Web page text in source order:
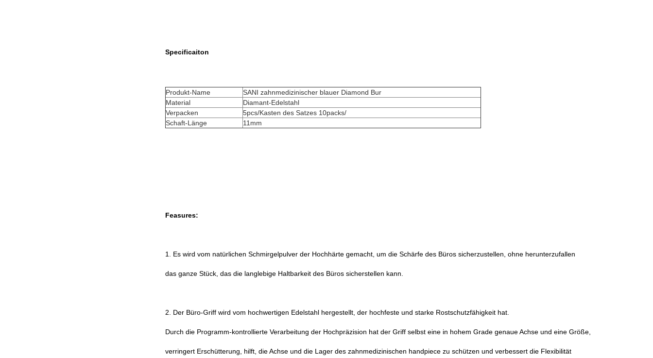
Specificaiton
Produkt-Name
SANI zahnmedizinischer blauer Diamond Bur
Material
Diamant-Edelstahl
Verpacken
5pcs/Kasten des Satzes 10packs/
Schaft-Länge
11mm
Feasures:
1. Es wird vom natürlichen Schmirgelpulver der Hochhärte gemacht, um die Schärfe des Büros sicherzustellen, ohne herunterzufallen
das ganze Stück, das die langlebige Haltbarkeit des Büros sicherstellen kann.
2. Der Büro-Griff wird vom hochwertigen Edelstahl hergestellt, der hochfeste und starke Rostschutzfähigkeit hat.
Durch die Programm-kontrollierte Verarbeitung der Hochpräzision hat der Griff selbst eine in hohem Grade genaue Achse und eine Größe,
verringert Erschütterung, hilft, die Achse und die Lager des zahnmedizinischen handpiece zu schützen und verbessert die Flexibilität